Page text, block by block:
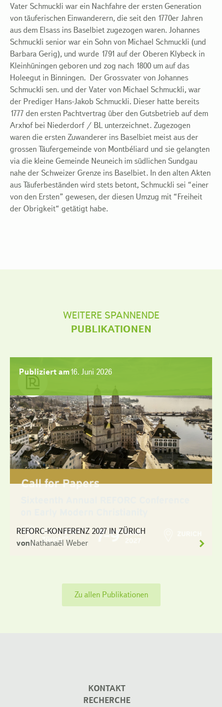
Vater Schmuckli war ein Nachfahre der ersten Generation
von täuferischen Einwanderern, die seit den 1770er Jahren
aus dem Elsass ins Baselbiet zugezogen waren. Johannes
Schmuckli senior war ein Sohn von Michael Schmuckli (und
Barbara Gerig), und wurde 1791 auf der Oberen Klybeck in
Kleinhüningen geboren und zog nach 1800 um auf das
Holeegut in Binningen. Der Grossvater von Johannes
Schmuckli sen. und der Vater von Michael Schmuckli, war
der Prediger Hans-Jakob Schmuckli. Dieser hatte bereits
1777 den ersten Pachtvertrag über den Gutsbetrieb auf dem
Arxhof bei Niederdorf / BL unterzeichnet. Zugezogen
waren die ersten Zuwanderer ins Baselbiet meist aus der
grossen Täufergemeinde von Montbéliard und sie gelangten
via die kleine Gemeinde Neuneich im südlichen Sundgau
nahe der Schweizer Grenze ins Baselbiet. In den alten Akten
aus Täuferbeständen wird stets betont, Schmuckli sei “einer
von den Ersten” gewesen, der diesen Umzug mit “Freiheit
der Obrigkeit“ getätigt habe.
WEITERE SPANNENDE
PUBLIKATIONEN
Publiziert am16. Juni 2026
REFORC-KONFERENZ 2027 IN ZÜRICH
vonNathanaël Weber
Zu allen Publikationen
KONTAKT
RECHERCHE